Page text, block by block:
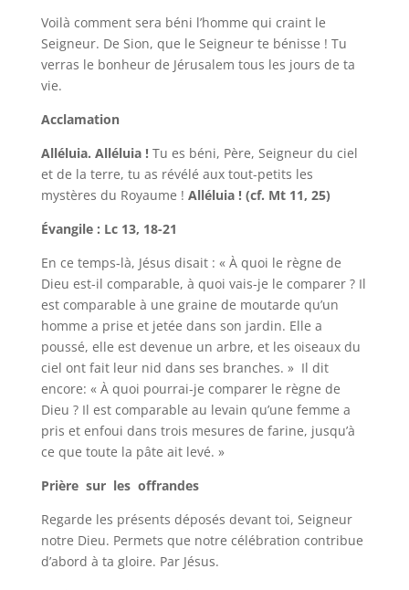
Voilà comment sera béni l’homme qui craint le
Seigneur. De Sion, que le Seigneur te bénisse ! Tu
verras le bonheur de Jérusalem tous les jours de ta
vie.
Acclamation
Alléluia. Alléluia !Tu es béni, Père, Seigneur du ciel
et de la terre, tu as révélé aux tout-petits les
mystères du Royaume ! Alléluia ! (cf. Mt 11, 25)
Évangile : Lc 13, 18-21
En ce temps-là, Jésus disait : « À quoi le règne de
Dieu est-il comparable, à quoi vais-je le comparer ? Il
est comparable à une graine de moutarde qu’un
homme a prise et jetée dans son jardin. Elle a
poussé, elle est devenue un arbre, et les oiseaux du
ciel ont fait leur nid dans ses branches. » Il dit
encore: « À quoi pourrai-je comparer le règne de
Dieu ? Il est comparable au levain qu’une femme a
pris et enfoui dans trois mesures de farine, jusqu’à
ce que toute la pâte ait levé. »
Prière sur les offrandes
Regarde les présents déposés devant toi, Seigneur
notre Dieu. Permets que notre célébration contribue
d’abord à ta gloire. Par Jésus.